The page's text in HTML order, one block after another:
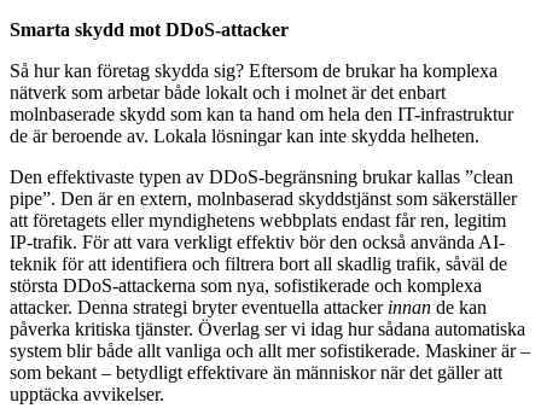
Smarta skydd mot DDoS-attacker
Så hur kan företag skydda sig? Eftersom de brukar ha komplexa
nätverk som arbetar både lokalt och i molnet är det enbart
molnbaserade skydd som kan ta hand om hela den IT-infrastruktur
de är beroende av. Lokala lösningar kan inte skydda helheten.
Den effektivaste typen av DDoS-begränsning brukar kallas ”clean
pipe”. Den är en extern, molnbaserad skyddstjänst som säkerställer
att företagets eller myndighetens webbplats endast får ren, legitim
IP-trafik. För att vara verkligt effektiv bör den också använda AI-
teknik för att identifiera och filtrera bort all skadlig trafik, såväl de
största DDoS-attackerna som nya, sofistikerade och komplexa
attacker. Denna strategi bryter eventuella attacker innan de kan
påverka kritiska tjänster. Överlag ser vi idag hur sådana automatiska
system blir både allt vanliga och allt mer sofistikerade. Maskiner är –
som bekant – betydligt effektivare än människor när det gäller att
upptäcka avvikelser.